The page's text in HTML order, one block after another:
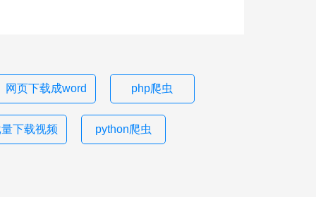
网页下载成word php爬虫
下载视频 python爬虫